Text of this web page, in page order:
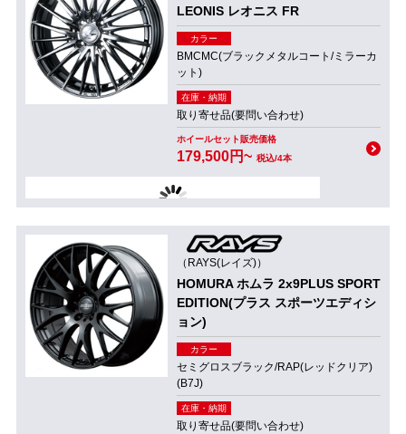
LEONIS レオニス FR
カラー
BMCMC(ブラックメタルコート/ミラーカ
ット)
在庫・納期
取り寄せ品(要問い合わせ)
ホイールセット販売価格
179,500円~ 税込/4本
（RAYS(レイズ)）
HOMURA ホムラ 2x9PLUS SPORT
EDITION(プラス スポーツエディシ
ョン)
カラー
セミグロスブラック/RAP(レッドクリア)
(B7J)
在庫・納期
取り寄せ品(要問い合わせ)